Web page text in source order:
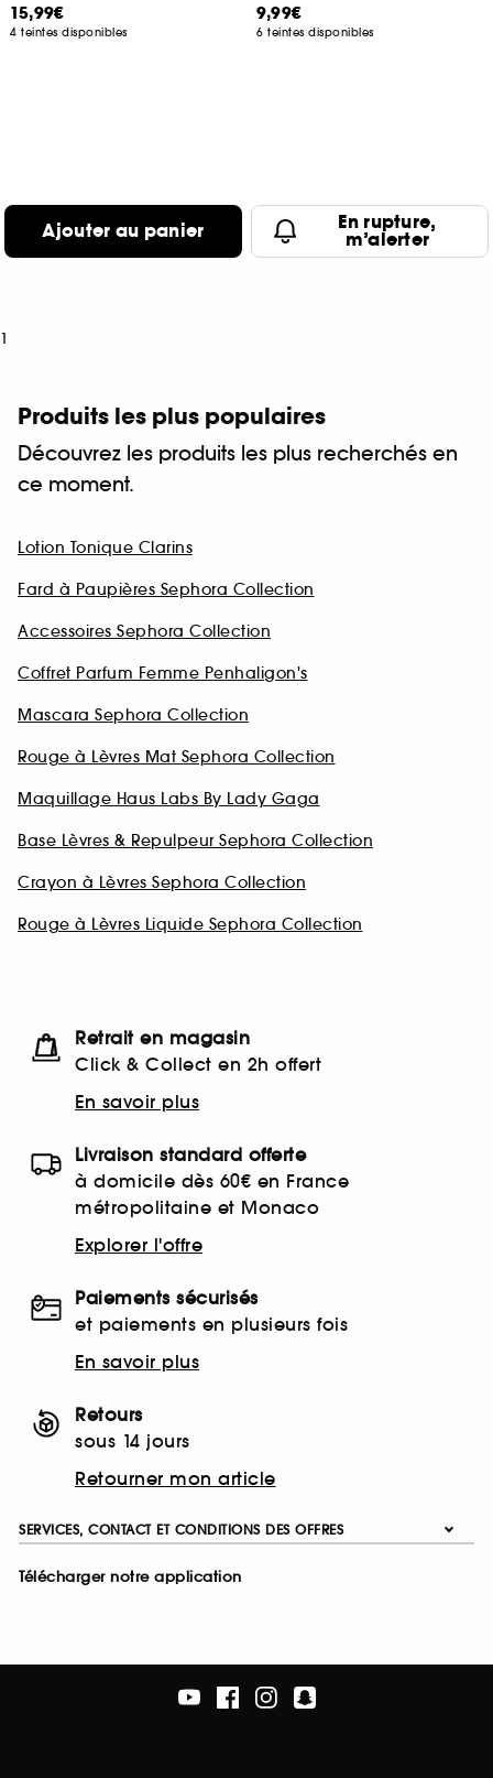
15,99€
4 teintes disponibles
Ajouter au panier
9,99€
6 teintes disponibles
En rupture,
m’alerter
1
Produits les plus populaires
Découvrez les produits les plus recherchés en
ce moment.
Lotion Tonique Clarins
Fard à Paupières Sephora Collection
Accessoires Sephora Collection
Coffret Parfum Femme Penhaligon's
Mascara Sephora Collection
Rouge à Lèvres Mat Sephora Collection
Maquillage Haus Labs By Lady Gaga
Base Lèvres & Repulpeur Sephora Collection
Crayon à Lèvres Sephora Collection
Rouge à Lèvres Liquide Sephora Collection
Retrait en magasin
Click & Collect en 2h offert
En savoir plus
Livraison standard offerte
à domicile dès 60€ en France
métropolitaine et Monaco
Explorer l'offre
Paiements sécurisés
et paiements en plusieurs fois
En savoir plus
Retours
sous 14 jours
Retourner mon article
SERVICES, CONTACT ET CONDITIONS DES OFFRES
Télécharger notre application